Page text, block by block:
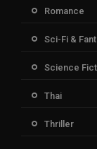
Romance
Sci-Fi &
Science
Thai
Thriller